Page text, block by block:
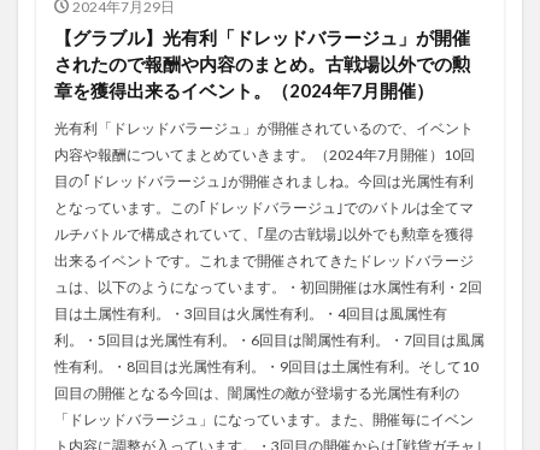
2024年7月29日
【グラブル】光有利「ドレッドバラージュ」が開催
されたので報酬や内容のまとめ。古戦場以外での勲
章を獲得出来るイベント。（2024年7月開催）
光有利「ドレッドバラージュ」が開催されているので、イベント
内容や報酬についてまとめていきます。（2024年7月開催）10回
目の｢ドレッドバラージュ｣が開催されましね。今回は光属性有利
となっています。この｢ドレッドバラージュ｣でのバトルは全てマ
ルチバトルで構成されていて、｢星の古戦場｣以外でも勲章を獲得
出来るイベントです。これまで開催されてきたドレッドバラージ
ュは、以下のようになっています。・初回開催は水属性有利・2回
目は土属性有利。・3回目は火属性有利。・4回目は風属性有
利。・5回目は光属性有利。・6回目は闇属性有利。・7回目は風属
性有利。・8回目は光属性有利。・9回目は土属性有利。そして10
回目の開催となる今回は、闇属性の敵が登場する光属性有利の
「ドレッドバラージュ」になっています。また、開催毎にイベン
ト内容に調整が入っています。・3回目の開催からは｢戦貨ガチャ｣